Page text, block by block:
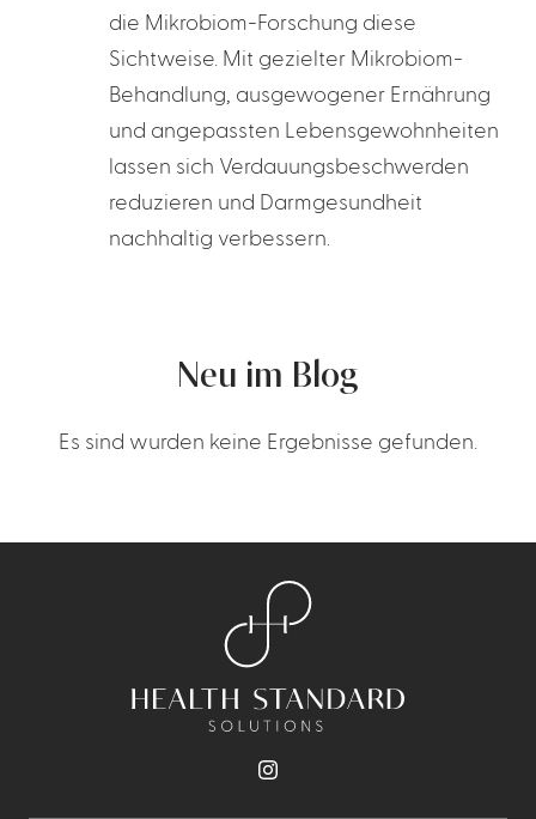
die Mikrobiom-Forschung diese
Sichtweise. Mit gezielter Mikrobiom-
Behandlung, ausgewogener Ernährung
und angepassten Lebensgewohnheiten
lassen sich Verdauungsbeschwerden
reduzieren und Darmgesundheit
nachhaltig verbessern.
Neu im Blog
Es sind wurden keine Ergebnisse gefunden.